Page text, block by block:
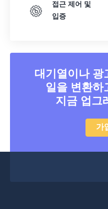
접근 제어 및
입증
대기열이나 광
일을 변환하
지금 업그
가